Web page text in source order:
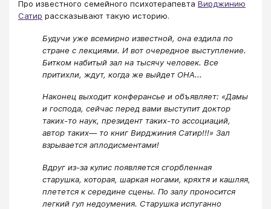
Про известного семейного психотерапевта Вирджинию
Сатир рассказывают такую историю.
Будучи уже всемирно известной, она ездила по
стране с лекциями. И вот очередное выступление.
Битком набитый зал на тысячу человек. Все
притихли, ждут, когда же выйдет ОНА...
Наконец выходит конферансье и объявляет: «Дамы
и господа, сейчас перед вами выступит доктор
таких-то наук, президент таких-то ассоциаций,
автор таких— то книг Вирджиния Сатир!!!» Зал
взрывается аплодисментами!
Вдруг из-за кулис появляется сгорбленная
старушка, которая, шаркая ногами, кряхтя и кашляя,
плетется к середине сцены. По залу проносится
легкий гул недоумения. Старушка испуганно